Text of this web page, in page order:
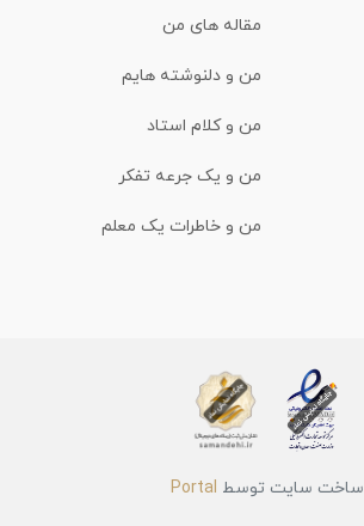
مقاله های من
من و دلنوشته هایم
من و کلام استاد
من و یک جرعه تفکر
من و خاطرات یک معلم
ساخت سایت توسط Portal